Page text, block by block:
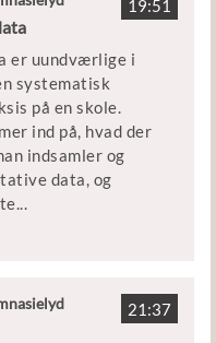
og skriver Ph.d.
læring.
undervist i
i egne valg. På
også en
skal få de unge
Er dette et
overkommer vi
er centerchef i
i forbindelse
19:51
er uundværlige i
systematisk
på en skole.
ind på, hvad der
indsamler og
data, og
...
bragt data i spil i
anvendt og omsat.
21:37